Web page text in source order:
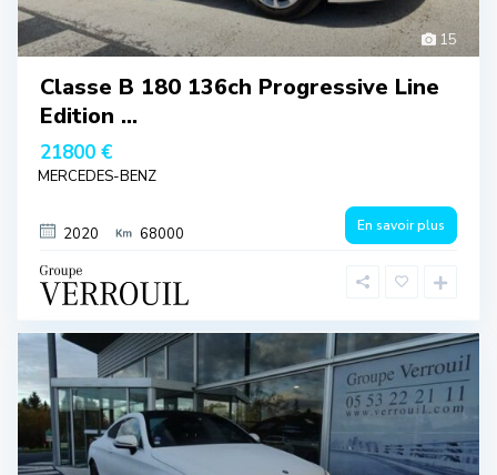
15
Classe B 180 136ch Progressive Line
Edition ...
21800 €
MERCEDES-BENZ
2020 68000 En savoir plus